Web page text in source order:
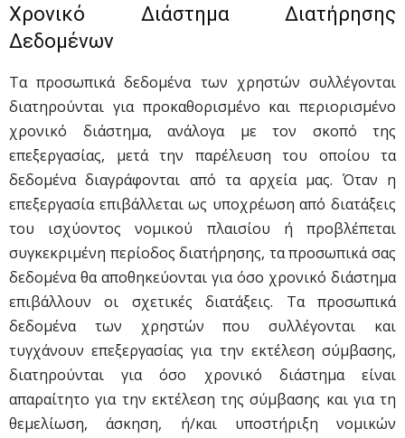
Χρονικό Διάστημα Διατήρησης
Δεδομένων
Τα προσωπικά δεδομένα των χρηστών συλλέγονται
διατηρούνται για προκαθορισμένο και περιορισμένο
χρονικό διάστημα, ανάλογα με τον σκοπό της
επεξεργασίας, μετά την παρέλευση του οποίου τα
δεδομένα διαγράφονται από τα αρχεία μας. Όταν η
επεξεργασία επιβάλλεται ως υποχρέωση από διατάξεις
του ισχύοντος νομικού πλαισίου ή προβλέπεται
συγκεκριμένη περίοδος διατήρησης, τα προσωπικά σας
δεδομένα θα αποθηκεύονται για όσο χρονικό διάστημα
επιβάλλουν οι σχετικές διατάξεις. Τα προσωπικά
δεδομένα των χρηστών που συλλέγονται και
τυγχάνουν επεξεργασίας για την εκτέλεση σύμβασης,
διατηρούνται για όσο χρονικό διάστημα είναι
απαραίτητο για την εκτέλεση της σύμβασης και για τη
θεμελίωση, άσκηση, ή/και υποστήριξη νομικών